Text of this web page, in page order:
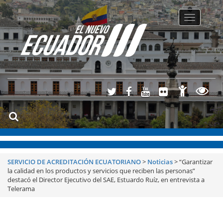
Toggle
SERVICIO DE ACREDITACIÓN ECUATORIANO> Noticias>“Garantizar
la calidad en los productos y servicios que reciben las personas”
destacó el Director Ejecutivo del SAE, Estuardo Ruíz, en entrevista a
Telerama